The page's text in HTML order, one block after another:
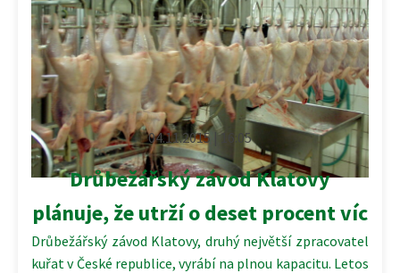
04.11.2015 | 16:05
Drůbežářský závod Klatovy
plánuje, že utrží o deset procent víc
Drůbežářský závod Klatovy, druhý největší zpracovatel
kuřat v České republice, vyrábí na plnou kapacitu. Letos